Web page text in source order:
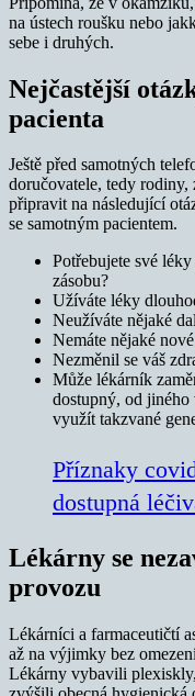
na ústech roušku nebo
sebe i druhých.
Nejčastější
pacienta
Ještě před samotných
doručovatele, tedy rodiny,
připravit na následující
se samotným pacientem.
Potřebujete své
zásobu?
Užíváte léky
Neužíváte nějaké
Nemáte nějaké
Nezměnil se váš
Může lékárník
dostupný, od jiného
využít takzvané
Příznaky
dostupná
Lékárny se
provozu
Lékárníci a farmaceutičtí
až na výjimky bez
Lékárny vybavili